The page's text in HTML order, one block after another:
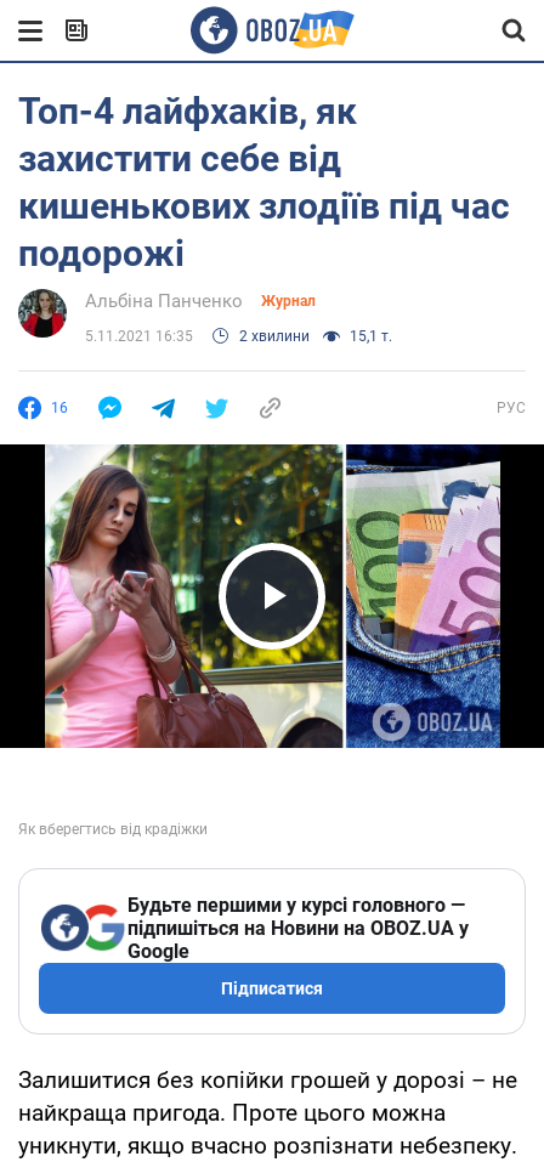
Топ-4 лайфхаків, як
захистити себе від
кишенькових злодіїв під час
подорожі
Альбіна Панченко Журнал
5.11.2021 16:35 2 хвилини 15,1 т.
16 РУС
Play Video
Будьте першими у курсі головного —
підпишіться на Новини на OBOZ.UA у
Google
Підписатися
Залишитися без копійки грошей у дорозі – не
найкраща пригода. Проте цього можна
уникнути, якщо вчасно розпізнати небезпеку.